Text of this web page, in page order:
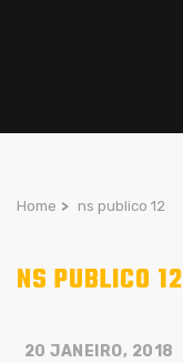
Home > ns publico 12
NS PUBLICO 12
20 JANEIRO, 2018